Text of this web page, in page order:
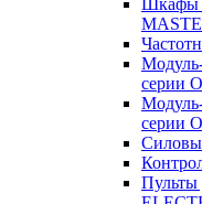
Шкафы
серии
серии
Пульты